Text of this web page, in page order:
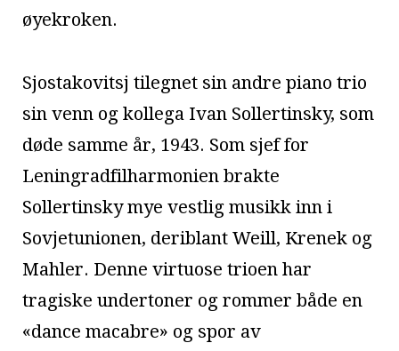
øyekroken.
Sjostakovitsj tilegnet sin andre piano trio
sin venn og kollega Ivan Sollertinsky, som
døde samme år, 1943. Som sjef for
Leningradfilharmonien brakte
Sollertinsky mye vestlig musikk inn i
Sovjetunionen, deriblant Weill, Krenek og
Mahler. Denne virtuose trioen har
tragiske undertoner og rommer både en
«dance macabre» og spor av